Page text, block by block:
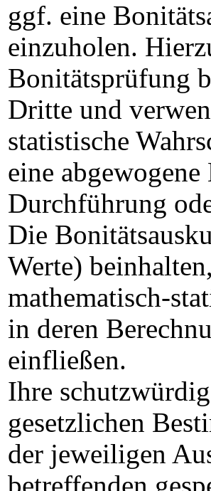
ggf. eine
einzuholen.
Bonitätsprüfung
Dritte und
statistische
eine
Durchführung
Die
Werte)
mathematisch-
in deren
einfließen.
Ihre
gesetzlichen
der jeweiligen